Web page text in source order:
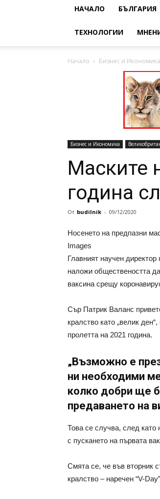
НАЧАЛО БЪЛГАРИЯ
ТЕХНОЛОГИИ
Начало Бизнес и Икономика
Бизнес и Икономика
Маските
година
От budilnik - 09/12/2020
Носенето на предпазни
Images
Главният научен
наложи обществеността
ваксина срещу
Сър Патрик Валанс
кралство като „велик
пролетта на 2021 година.
„Възможно е
ни необходими
колко добри ще
предаването на
Това се случва, след като
с пускането на първата
Смята се, че във вторник
кралство – наречен “V-